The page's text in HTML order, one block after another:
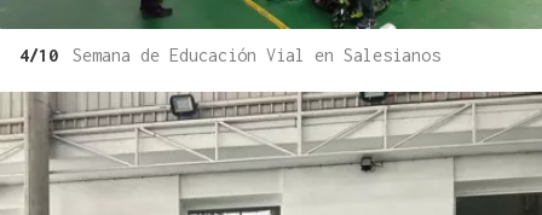
4/10 Semana de Educación Vial en Salesianos